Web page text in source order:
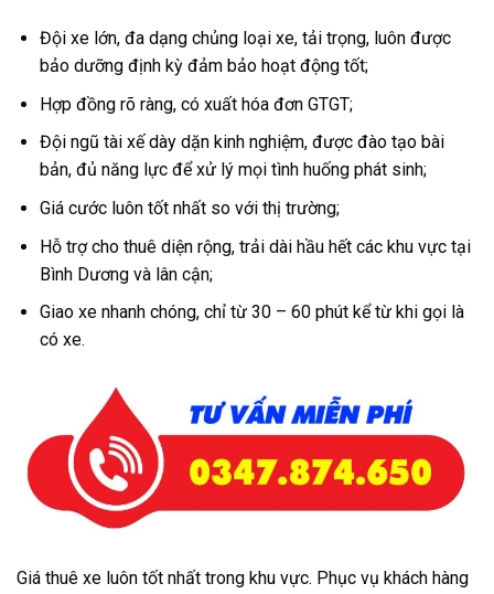
Đội xe lớn, đa dạng chủng loại xe, tải trọng, luôn được
bảo dưỡng định kỳ đảm bảo hoạt động tốt;
Hợp đồng rõ ràng, có xuất hóa đơn GTGT;
Đội ngũ tài xế dày dặn kinh nghiệm, được đào tạo bài
bản, đủ năng lực để xử lý mọi tình huống phát sinh;
Giá cước luôn tốt nhất so với thị trường;
Hỗ trợ cho thuê diện rộng, trải dài hầu hết các khu vực tại
Bình Dương và lân cận;
Giao xe nhanh chóng, chỉ từ 30 – 60 phút kể từ khi gọi là
có xe.
Giá thuê xe luôn tốt nhất trong khu vực. Phục vụ khách hàng